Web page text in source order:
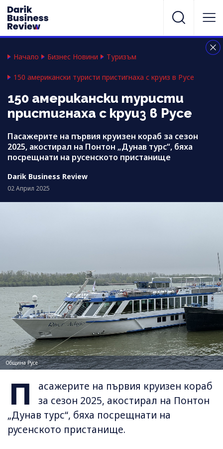
Начало Бизнес Новини Туризъм
150 американски туристи пристигнаха с круиз в Русе
150 американски туристи
пристигнаха с круиз в Русе
Пасажерите на първия круизен кораб за сезон
2025, акостирал на Понтон „Дунав турс“, бяха
посрещнати на русенското пристанище
Darik Business Review
02 Април 2025
Община Русе
П
асажерите на първия круизен кораб
за сезон 2025, акостирал на Понтон
„Дунав турс“, бяха посрещнати на
русенското пристанище.